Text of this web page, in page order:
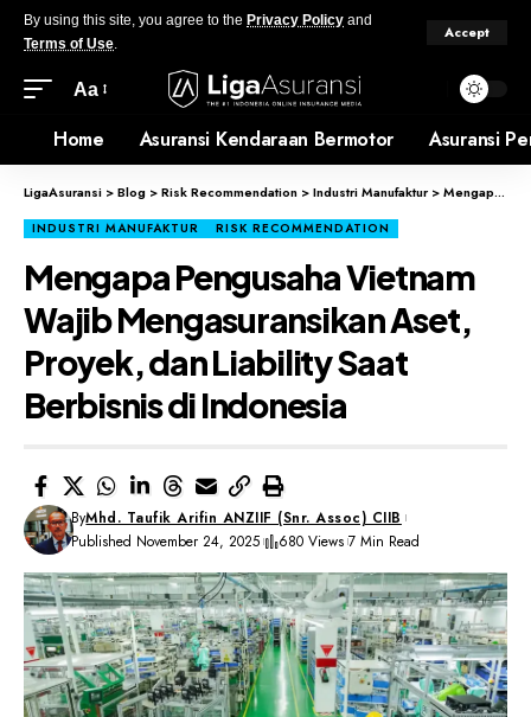
By using this site, you agree to the Privacy Policy and
Terms of Use.
Accept
Aa
Home Asuransi Kendaraan Bermotor Asuransi
LigaAsuransi >Blog >Risk Recommendation >Industri Manufaktur >Mengapa Pengusaha Vietnam Wajib Mengasuransikan Aset, Proyek, dan Liability Saat Berbisnis di Indonesia
INDUSTRI MANUFAKTUR RISK RECOMMENDATION
Mengapa Pengusaha Vietnam
Wajib Mengasuransikan Aset,
Proyek, dan Liability Saat
Berbisnis di Indonesia
ByMhd. Taufik Arifin ANZIIF (Snr. Assoc) CIIB
Published November 24, 2025
680 Views 7 Min Read